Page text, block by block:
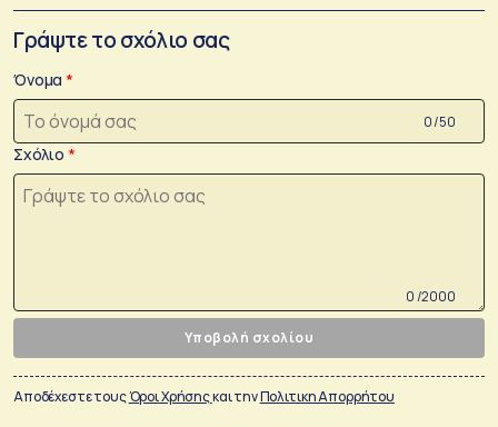
Γράψτε το σχόλιο σας
Όνομα
0 /50
Σχόλιο
0 /2000
Υποβολή σχολίου
Αποδέχεστε τουςΌροι Χρήσηςκαι τηνΠολιτικη Απορρήτου